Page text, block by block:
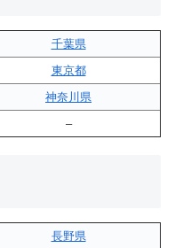
千葉県
東京都
神奈川県
–
長野県